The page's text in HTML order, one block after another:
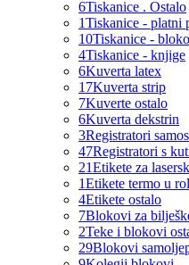
6Tiskanice . Ostalo
1Tiskanice - platni
10Tiskanice -
4Tiskanice - knjige
6Kuverta latex
17Kuverta strip
7Kuverte ostalo
6Kuverta dekstrin
3Registratori
47Registratori s
21Etikete za
1Etikete termo u
4Etikete ostalo
7Blokovi za
2Teke i blokovi
29Blokovi